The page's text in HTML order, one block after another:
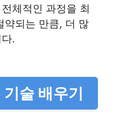
체적인 과정을 최
약되는 만큼, 더 많
.
술 배우기